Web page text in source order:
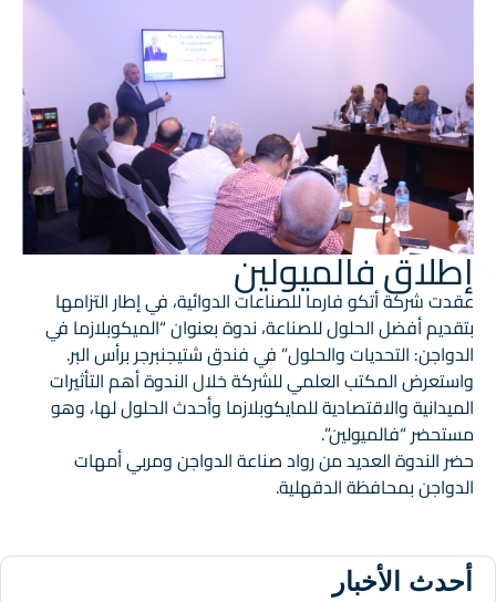
إطلاق فالميولين
عقدت شركة أتكو فارما للصناعات الدوائية، في إطار التزامها
بتقديم أفضل الحلول للصناعة، ندوة بعنوان “الميكوبلازما في
الدواجن: التحديات والحلول” في فندق شتيجنبرجر برأس البر.
واستعرض المكتب العلمي للشركة خلال الندوة أهم التأثيرات
الميدانية والاقتصادية للمايكوبلازما وأحدث الحلول لها، وهو
مستحضر “فالميولين”.
حضر الندوة العديد من رواد صناعة الدواجن ومربي أمهات
الدواجن بمحافظة الدقهلية.
أحدث الأخبار